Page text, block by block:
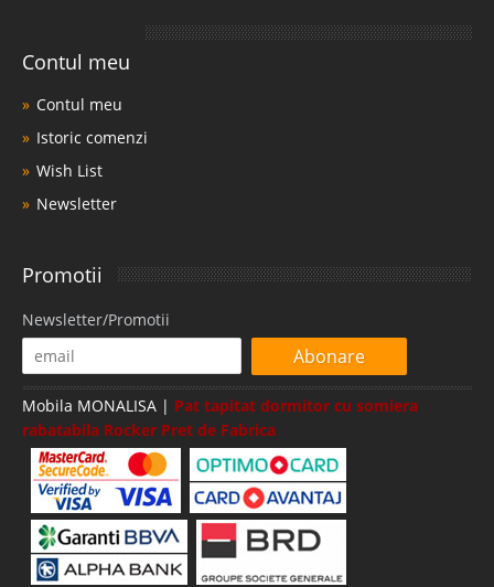
Contul meu
Contul meu
Istoric comenzi
Wish List
Newsletter
Promotii
Newsletter/Promotii
Abonare
Mobila MONALISA | Pat tapitat dormitor cu somiera
rabatabila Rocker Pret de Fabrica